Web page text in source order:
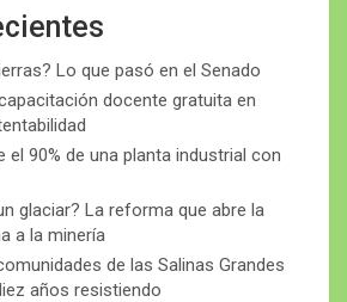
Lo que pasó en el Senado
docente gratuita en
el 90% de una planta industrial con
glaciar? La reforma que abre la
a la minería
de las Salinas Grandes
años resistiendo